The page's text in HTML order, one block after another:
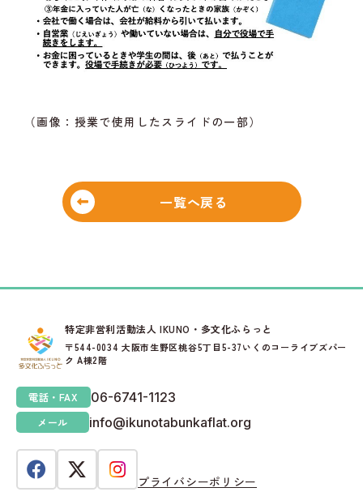
（画像：授業で使用したスライドの一部）
一覧へ戻る
特定非営利活動法人 IKUNO・多文化ふらっと
〒544-0034 大阪市生野区桃谷5丁目5-37いくのコーライブズパー
ク A棟2階
電話・FAX 06-6741-1123
メール info@ikunotabunkaflat.org
プライバシーポリシー